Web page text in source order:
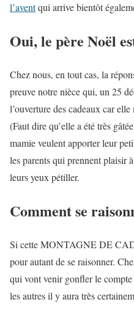
l’aventqui arrive bientôt
Oui, le père Noël
Chez nous, en tout cas, la
preuve notre nièce qui, un 25
l’ouverture des cadeaux car
(Faut dire qu’elle a été très
mamie veulent apporter leur
les parents qui prennent plaisir
leurs yeux pétiller.
Comment se
Si cette MONTAGNE DE
pour autant de se raisonner.
qui vont venir gonfler le
les autres il y aura très